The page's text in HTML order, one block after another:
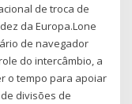
de troca de
da Europa.Lone
de navegador
do intercâmbio, a
o tempo para apoiar
divisões de